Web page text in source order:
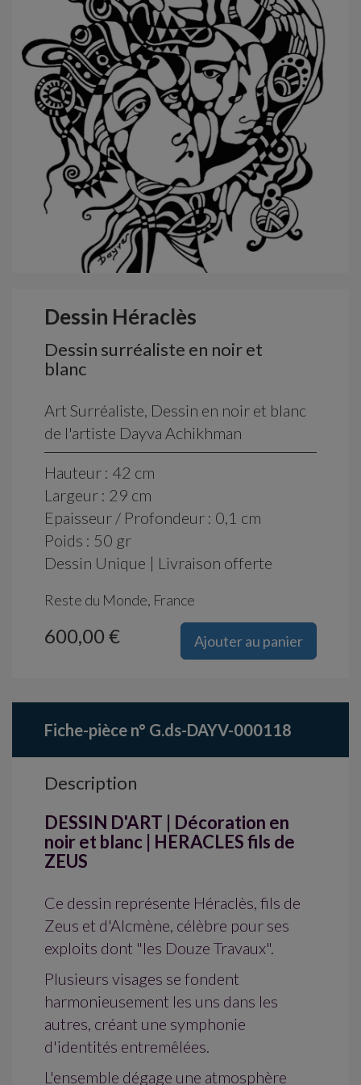
Dessin Héraclès
Dessin surréaliste en noir et
blanc
Art Surréaliste, Dessin en noir et blanc
de l'artiste Dayva Achikhman
Hauteur : 42 cm
Largeur : 29 cm
Epaisseur / Profondeur : 0,1 cm
Poids : 50 gr
Dessin Unique | Livraison offerte
Reste du Monde, France
Ajouter au panier
600,00 €
Fiche-pièce n° G.ds-DAYV-000118
Description
DESSIN D'ART | Décoration en
noir et blanc | HERACLES fils de
ZEUS
Ce dessin représente Héraclès, fils de
Zeus et d'Alcmène, célèbre pour ses
exploits dont "les Douze Travaux".
Plusieurs visages se fondent
harmonieusement les uns dans les
autres, créant une symphonie
d'identités entremêlées.
L'ensemble dégage une atmosphère